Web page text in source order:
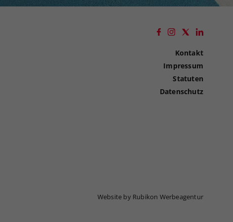
Kontakt
Impressum
Statuten
Datenschutz
Website by Rubikon Werbeagentur